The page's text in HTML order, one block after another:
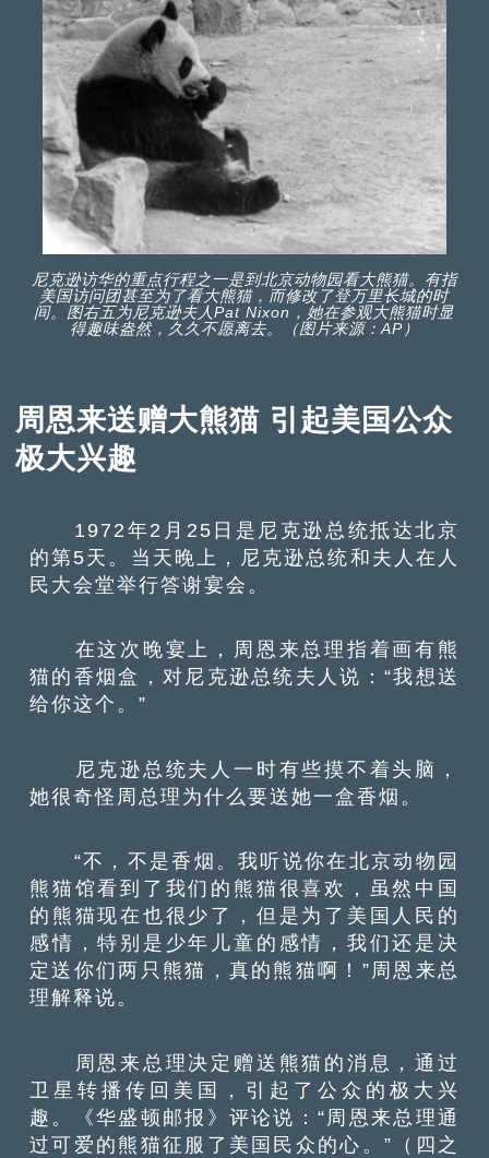
尼克逊访华的重点行程之一是到北京动物园看大熊猫。有指
美国访问团甚至为了看大熊猫，而修改了登万里长城的时
间。图右五为尼克逊夫人Pat Nixon，她在参观大熊猫时显
得趣味盎然，久久不愿离去。（图片来源：AP）
周恩来送赠大熊猫 引起美国公众
极大兴趣
1972年2月25日是尼克逊总统抵达北京
的第5天。当天晚上，尼克逊总统和夫人在人
民大会堂举行答谢宴会。
在这次晚宴上，周恩来总理指着画有熊
猫的香烟盒，对尼克逊总统夫人说：“我想送
给你这个。”
尼克逊总统夫人一时有些摸不着头脑，
她很奇怪周总理为什么要送她一盒香烟。
“不，不是香烟。我听说你在北京动物园
熊猫馆看到了我们的熊猫很喜欢，虽然中国
的熊猫现在也很少了，但是为了美国人民的
感情，特别是少年儿童的感情，我们还是决
定送你们两只熊猫，真的熊猫啊！”周恩来总
理解释说。
周恩来总理决定赠送熊猫的消息，通过
卫星转播传回美国，引起了公众的极大兴
趣。《华盛顿邮报》评论说：“周恩来总理通
过可爱的熊猫征服了美国民众的心。”（四之